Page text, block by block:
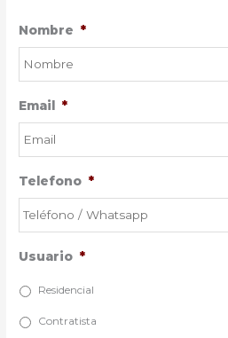
Nombre *
Email *
Telefono *
Usuario *
Residencial
Contratista